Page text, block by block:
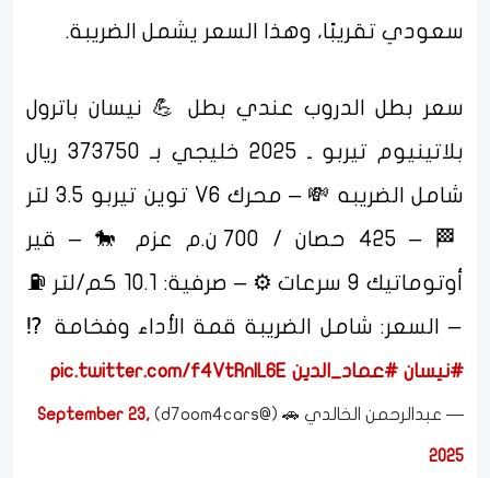
سعودي تقريبًا، وهذا السعر يشمل الضريبة.
سعر بطل الدروب عندي بطل 💪 نيسان باترول
بلاتينيوم تيربو ـ 2025 خليجي بـ 373750 ريال
شامل الضريبه 💸 – محرك V6 توين تيربو 3.5 لتر
🏁 – 425 حصان / 700 ن.م عزم 🐎 – قير
أوتوماتيك 9 سرعات ⚙️ – صرفية: 10.1 كم/لتر ⛽️
– السعر: شامل الضريبة قمة الأداء وفخامة ⁉️
#نيسان #عماد_الدين pic.twitter.com/f4VtRnlL6E
— عبدالرحمن الخالدي 🚗 (@d7oom4cars) September 23,
2025